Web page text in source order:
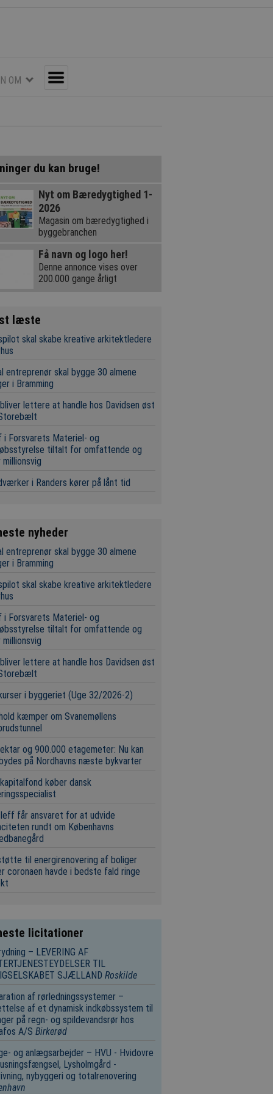
OM
du kan bruge!
Nyt om Bæredygtighed 1-
2026
Magasin om bæredygtighed i
byggebranchen
Få navn og logo her!
Denne annonce vises over
200.000 gange årligt
læste
skal skabe kreative arkitektledere
entreprenør skal bygge 30 almene
i Bramming
lettere at handle hos Davidsen øst
i Forsvarets Materiel- og
tiltalt for omfattende og
millionsvig
i Randers kører på lånt tid
nyheder
entreprenør skal bygge 30 almene
i Bramming
skal skabe kreative arkitektledere
i Forsvarets Materiel- og
tiltalt for omfattende og
millionsvig
lettere at handle hos Davidsen øst
i byggeriet (Uge 32/2026-2)
kæmper om Svanemøllens
og 900.000 etagemeter: Nu kan
på Nordhavns næste bykvarter
køber dansk
får ansvaret for at udvide
rundt om Københavns
til energirenovering af boliger
coronaen havde i bedste fald ringe
licitationer
– LEVERING AF
TIL
SJÆLLAND Roskilde
af rørledningssystemer –
af et dynamisk indkøbssystem til
på regn- og spildevandsrør hos
A/S Birkerød
og anlægsarbejder – HVU - Hvidovre
Lysholmgård -
nybyggeri og totalrenovering